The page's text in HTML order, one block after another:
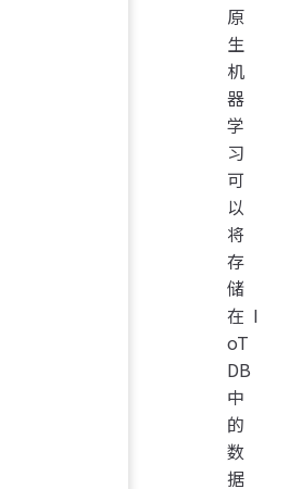
原
生
机
器
学
习
可
以
将
存
储
在 I
oT
DB
中
的
数
据